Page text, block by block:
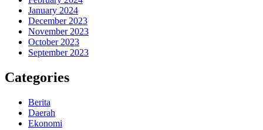
January 2024
December 2023
November 2023
October 2023
September 2023
Categories
Berita
Daerah
Ekonomi